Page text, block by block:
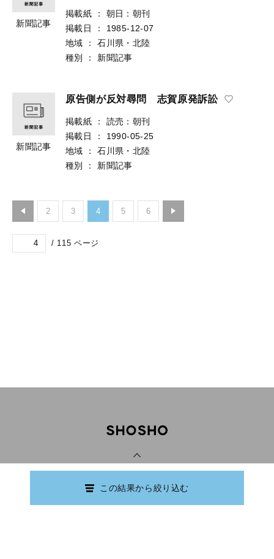
新聞記事
掲載紙 ：
朝日：朝刊
掲載日
：
1985-12-07
地域
：
石川県・北陸
種別
： 新聞記事
新聞記事
原告側が反対尋問 志賀原発訴訟
掲載紙 ：
読売：朝刊
掲載日
：
1990-05-25
地域
：
石川県・北陸
種別
： 新聞記事
2 3 4 5 6
/ 115 ページ
この結果から絞り込む
Copyright © Ishikawa Prefectural Library.